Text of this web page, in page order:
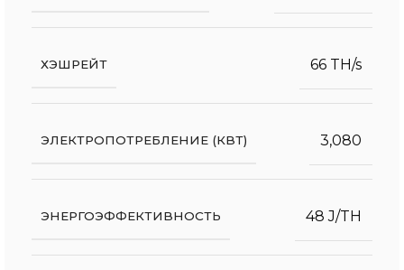
ХЭШРЕЙТ 66 TH/s
ЭЛЕКТРОПОТРЕБЛЕНИЕ (КВТ) 3,080
ЭНЕРГОЭФФЕКТИВНОСТЬ 48 J/TH